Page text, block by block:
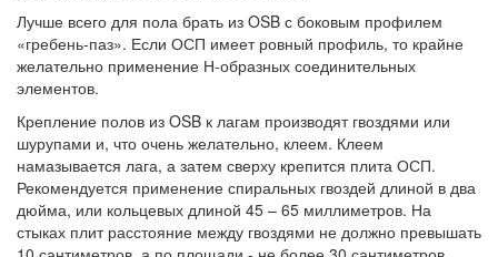
Лучше всего для пола брать из OSB с боковым профилем
«гребень-паз». Если ОСП имеет ровный профиль, то крайне
желательно применение Н-образных соединительных
элементов.
Крепление полов из OSB к лагам производят гвоздями или
шурупами и, что очень желательно, клеем. Клеем
намазывается лага, а затем сверху крепится плита ОСП.
Рекомендуется применение спиральных гвоздей длиной в два
дюйма, или кольцевых длиной 45 – 65 миллиметров. На
стыках плит расстояние между гвоздями не должно превышать